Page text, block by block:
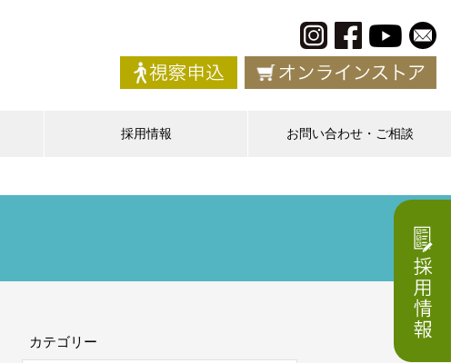
採用情報 お問い合わせ・ご相談
カテゴリー